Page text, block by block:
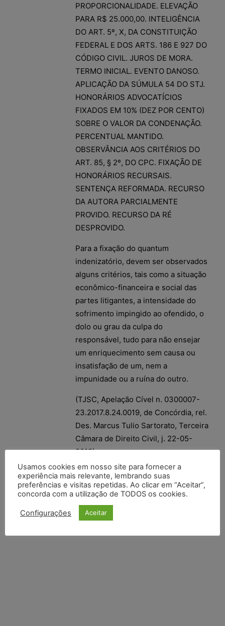
PROPORCIONALIDADE. ELEVAÇÃO
PARA R$ 25.000,00. INTELIGÊNCIA
DO ART. 5º, X, DA CONSTITUIÇÃO
FEDERAL E DOS ARTS. 186 E 927 DO
CÓDIGO CIVIL. JUROS DE MORA.
TERMO INICIAL. EVENTO DANOSO.
APLICAÇÃO DA SÚMULA 54 DO STJ.
HONORÁRIOS ADVOCATÍCIOS
FIXADOS EM 10% (DEZ POR CENTO)
SOBRE O VALOR DA CONDENAÇÃO.
PERCENTUAL MANTIDO.
OBSERVÂNCIA AOS CRITÉRIOS DO
ART. 85, § 2º, DO CPC. FIXAÇÃO DE
HONORÁRIOS RECURSAIS.
SENTENÇA REFORMADA. RECURSO
DA AUTORA PARCIALMENTE
PROVIDO. RECURSO DA RÉ
DESPROVIDO.
Para a fixação do quantum
indenizatório, devem ser observados
alguns critérios, tais como a situação
econômico-financeira e social das
partes litigantes, a intensidade do
sofrimento impingido ao ofendido, o
dolo ou grau da culpa do
responsável, tudo para não ensejar
um enriquecimento sem causa ou
insatisfação de um, nem a
impunidade ou a ruína do outro.
(TJSC, Apelação Cível n. 0300007-
23.2017.8.24.0019, de Concórdia, rel.
Des. Marcus Tulio Sartorato, Terceira
Câmara de Direito Civil, j. 22-05-
2018).
Usamos cookies em nosso site para fornecer a
experiência mais relevante, lembrando suas
preferências e visitas repetidas. Ao clicar em “Aceitar”,
concorda com a utilização de TODOS os cookies.
Configurações Aceitar